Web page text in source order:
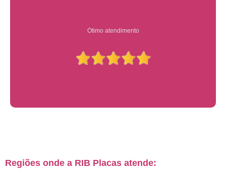
Ótimo atendimento
Regiões onde a RIB Placas atende: